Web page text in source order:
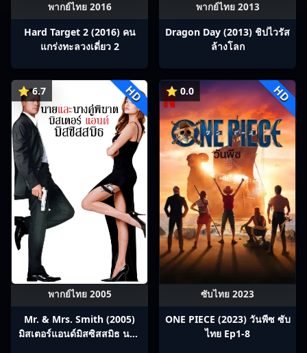
พากย์ไทย 2016
Hard Target 2 (2016) คน
แกร่งทะลวงเดี่ยว 2
พากย์ไทย 2013
Dragon Day (2013) ชิปไวรัส
ล้างโลก
⭐ 6.7 HD
พากย์ไทย 2005
Mr. & Mrs. Smith (2005)
มิสเตอร์แอนด์มิสซิสสมิธ นาย
⭐ 0.0 HD
ซับไทย 2023
ONE PIECE (2023) วันพีซ ซับ
ไทย Ep1-8